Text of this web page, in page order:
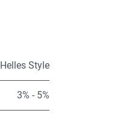
Helles Style
3% - 5%